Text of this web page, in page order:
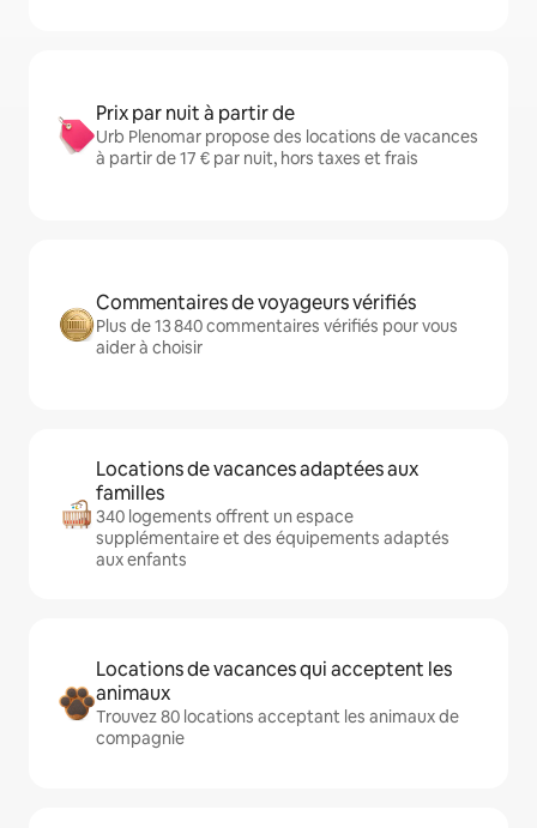
Prix par nuit à partir de
Urb Plenomar propose des locations de vacances
à partir de 17 € par nuit, hors taxes et frais
Commentaires de voyageurs vérifiés
Plus de 13 840 commentaires vérifiés pour vous
aider à choisir
Locations de vacances adaptées aux
familles
340 logements offrent un espace
supplémentaire et des équipements adaptés
aux enfants
Locations de vacances qui acceptent les
animaux
Trouvez 80 locations acceptant les animaux de
compagnie